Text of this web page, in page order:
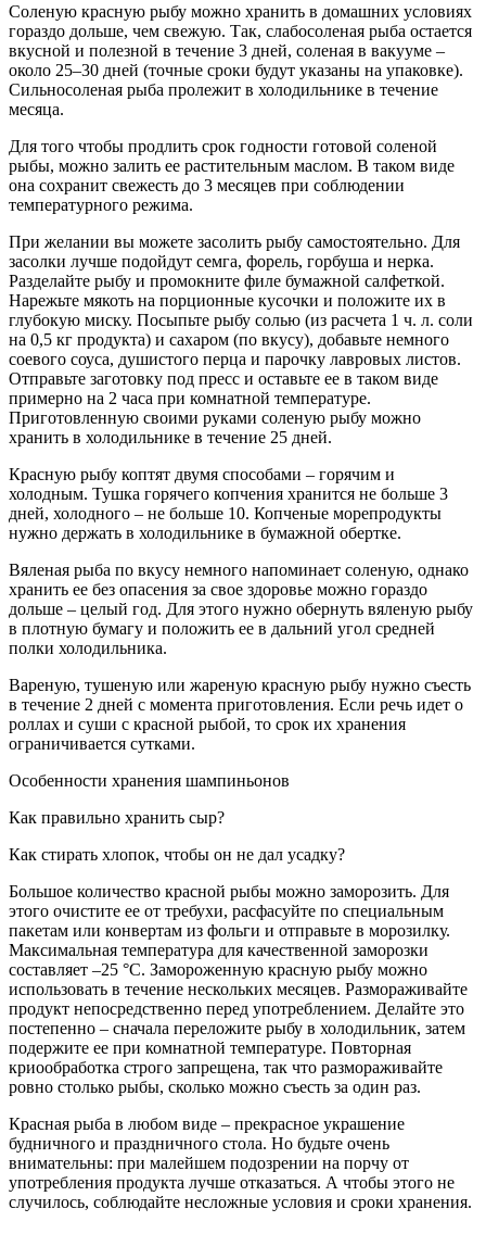
Соленую красную рыбу можно хранить в домашних условиях
гораздо дольше, чем свежую. Так, слабосоленая рыба остается
вкусной и полезной в течение 3 дней, соленая в вакууме –
около 25–30 дней (точные сроки будут указаны на упаковке).
Сильносоленая рыба пролежит в холодильнике в течение
месяца.
Для того чтобы продлить срок годности готовой соленой
рыбы, можно залить ее растительным маслом. В таком виде
она сохранит свежесть до 3 месяцев при соблюдении
температурного режима.
При желании вы можете засолить рыбу самостоятельно. Для
засолки лучше подойдут семга, форель, горбуша и нерка.
Разделайте рыбу и промокните филе бумажной салфеткой.
Нарежьте мякоть на порционные кусочки и положите их в
глубокую миску. Посыпьте рыбу солью (из расчета 1 ч. л. соли
на 0,5 кг продукта) и сахаром (по вкусу), добавьте немного
соевого соуса, душистого перца и парочку лавровых листов.
Отправьте заготовку под пресс и оставьте ее в таком виде
примерно на 2 часа при комнатной температуре.
Приготовленную своими руками соленую рыбу можно
хранить в холодильнике в течение 25 дней.
Красную рыбу коптят двумя способами – горячим и
холодным. Тушка горячего копчения хранится не больше 3
дней, холодного – не больше 10. Копченые морепродукты
нужно держать в холодильнике в бумажной обертке.
Вяленая рыба по вкусу немного напоминает соленую, однако
хранить ее без опасения за свое здоровье можно гораздо
дольше – целый год. Для этого нужно обернуть вяленую рыбу
в плотную бумагу и положить ее в дальний угол средней
полки холодильника.
Вареную, тушеную или жареную красную рыбу нужно съесть
в течение 2 дней с момента приготовления. Если речь идет о
роллах и суши с красной рыбой, то срок их хранения
ограничивается сутками.
Особенности хранения шампиньонов
Как правильно хранить сыр?
Как стирать хлопок, чтобы он не дал усадку?
Большое количество красной рыбы можно заморозить. Для
этого очистите ее от требухи, расфасуйте по специальным
пакетам или конвертам из фольги и отправьте в морозилку.
Максимальная температура для качественной заморозки
составляет –25 °С. Замороженную красную рыбу можно
использовать в течение нескольких месяцев. Размораживайте
продукт непосредственно перед употреблением. Делайте это
постепенно – сначала переложите рыбу в холодильник, затем
подержите ее при комнатной температуре. Повторная
криообработка строго запрещена, так что размораживайте
ровно столько рыбы, сколько можно съесть за один раз.
Красная рыба в любом виде – прекрасное украшение
будничного и праздничного стола. Но будьте очень
внимательны: при малейшем подозрении на порчу от
употребления продукта лучше отказаться. А чтобы этого не
случилось, соблюдайте несложные условия и сроки хранения.